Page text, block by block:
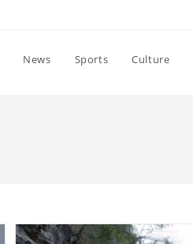
News Sports Culture